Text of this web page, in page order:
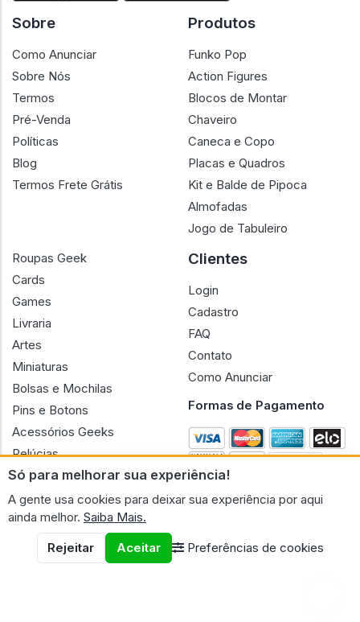
Só para melhorar sua experiência!
A gente usa cookies para deixar sua experiência por aqui
ainda melhor. Saiba Mais.
Rejeitar
Aceitar Preferências de cookies
Sobre
Como Anunciar
Sobre Nós
Termos
Pré-Venda
Políticas
Blog
Termos Frete Grátis
Produtos
Funko Pop
Action Figures
Blocos de Montar
Chaveiro
Caneca e Copo
Placas e Quadros
Kit e Balde de Pipoca
Almofadas
Jogo de Tabuleiro
Roupas Geek
Cards
Games
Livraria
Artes
Miniaturas
Bolsas e Mochilas
Pins e Botons
Acessórios Geeks
Pelúcias
Bonecas
Clientes
Login
Cadastro
FAQ
Contato
Como Anunciar
Formas de Pagamento